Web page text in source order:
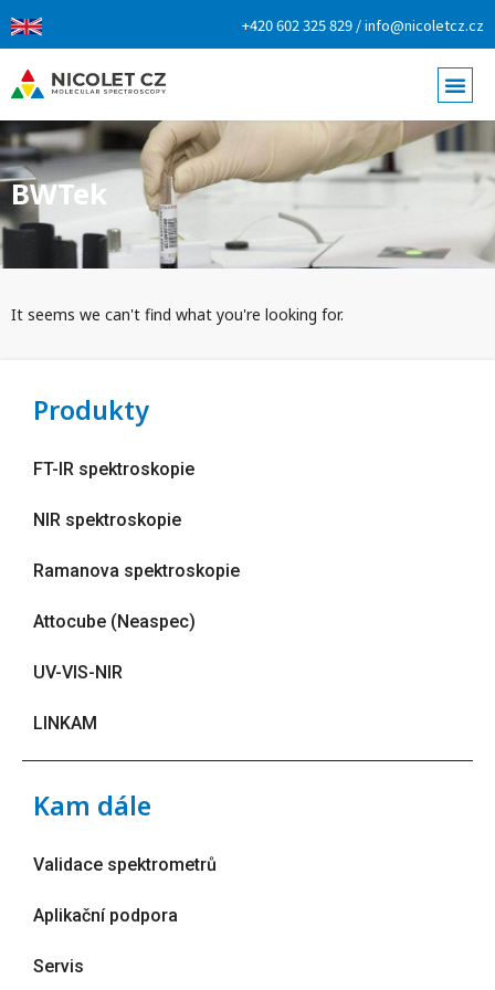
+420 602 325 829 / info@nicoletcz.cz
BWTek
It seems we can't find what you're looking for.
Produkty
FT-IR spektroskopie
NIR spektroskopie
Ramanova spektroskopie
Attocube (Neaspec)
UV-VIS-NIR
LINKAM
Kam dále
Validace spektrometrů
Aplikační podpora
Servis